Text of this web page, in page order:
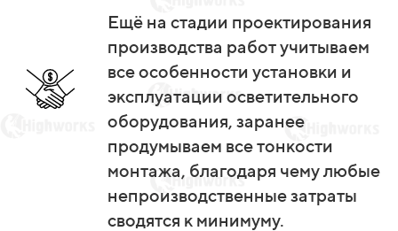
Ещё на стадии проектирования
производства работ учитываем
все особенности установки и
эксплуатации осветительного
оборудования, заранее
продумываем все тонкости
монтажа, благодаря чему любые
непроизводственные затраты
сводятся к минимуму.